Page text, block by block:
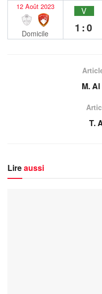
12 Août 2023
Domicile
V
1:0
M.
T.
Lireaussi